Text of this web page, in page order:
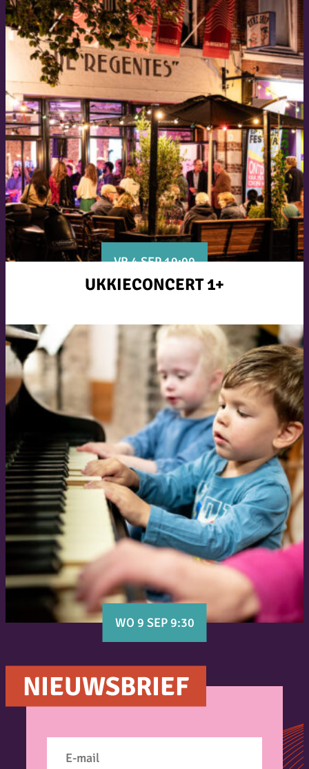
VR 4 SEP 19:00
UKKIECONCERT 1+
WO 9 SEP 9:30
NIEUWSBRIEF